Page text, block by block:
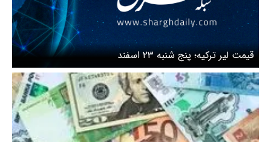
قیمت لیر ترکیه؛ پنج شنبه ۲۳ اسفند